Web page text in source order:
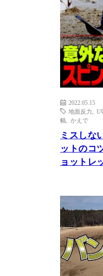
2022.05.15
地面反力
幅
かえで
ミスしな
ットのコ
ョットレ